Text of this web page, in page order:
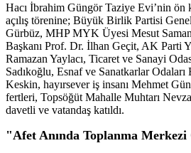
Hacı İbrahim Güngör Taziye Evi’nin ön
açılış törenine; Büyük Birlik Partisi
Gürbüz, MHP MYK Üyesi Mesut
Başkanı Prof. Dr. İlhan Geçit, AK Parti
Ramazan Yaylacı, Ticaret ve Sanayi
Sadıkoğlu, Esnaf ve Sanatkarlar
Keskin, hayırsever iş insanı Mehmet
fertleri, Topsöğüt Mahalle Muhtarı
davetli ve vatandaş katıldı.
"Afet Anında Toplanma